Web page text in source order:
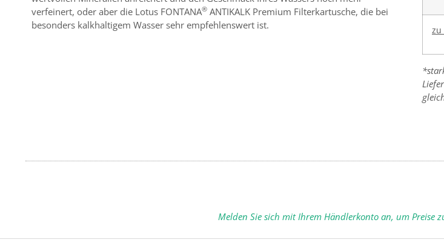
verfeinert, oder aber die Lotus FONTANA® ANTIKALK Premium Filterkartusche, die bei
besonders kalkhaltigem Wasser sehr empfehlenswert ist.
zu
Melden Sie sich mit Ihrem Händlerkonto an, um Preise